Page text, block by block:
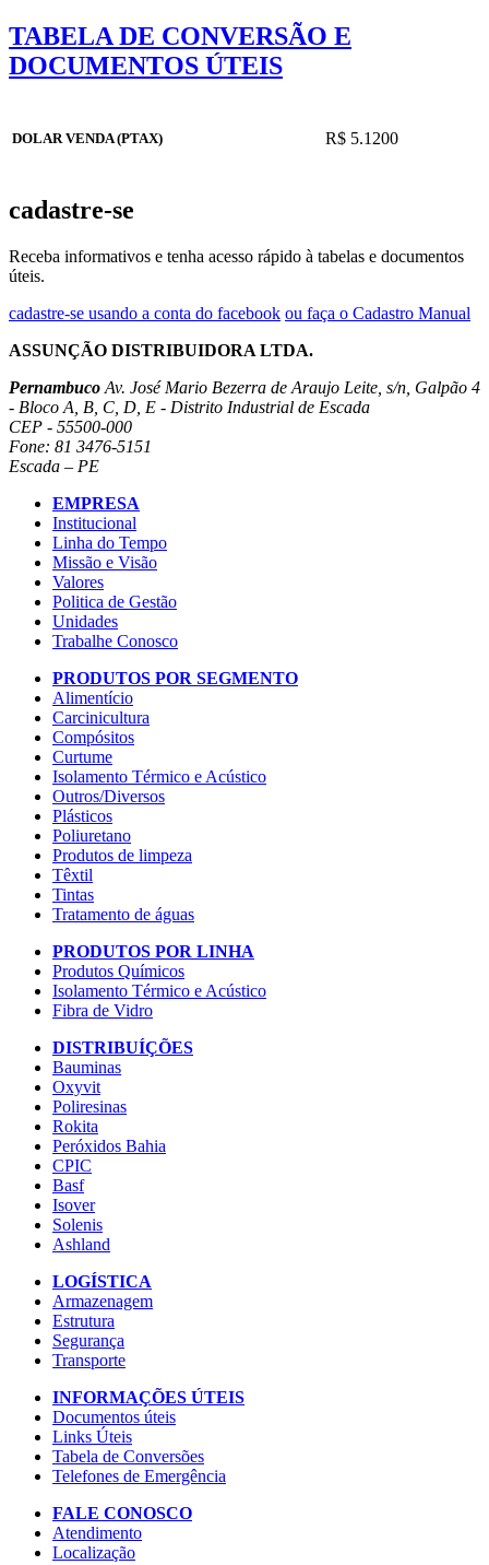
TABELA DE CONVERSÃO E
DOCUMENTOS ÚTEIS
DOLAR VENDA (PTAX) R$ 5.1200
cadastre-se
Receba informativos e tenha acesso rápido à tabelas e documentos
úteis.
cadastre-se usando a conta do facebook ou faça o Cadastro Manual
ASSUNÇÃO DISTRIBUIDORA LTDA.
Pernambuco Av. José Mario Bezerra de Araujo Leite, s/n, Galpão 4
- Bloco A, B, C, D, E - Distrito Industrial de Escada
CEP - 55500-000
Fone: 81 3476-5151
Escada – PE
EMPRESA
Institucional
Linha do Tempo
Missão e Visão
Valores
Politica de Gestão
Unidades
Trabalhe Conosco
PRODUTOS POR SEGMENTO
Alimentício
Carcinicultura
Compósitos
Curtume
Isolamento Térmico e Acústico
Outros/Diversos
Plásticos
Poliuretano
Produtos de limpeza
Têxtil
Tintas
Tratamento de águas
PRODUTOS POR LINHA
Produtos Químicos
Isolamento Térmico e Acústico
Fibra de Vidro
DISTRIBUÍÇÕES
Bauminas
Oxyvit
Poliresinas
Rokita
Peróxidos Bahia
CPIC
Basf
Isover
Solenis
Ashland
LOGÍSTICA
Armazenagem
Estrutura
Segurança
Transporte
INFORMAÇÕES ÚTEIS
Documentos úteis
Links Úteis
Tabela de Conversões
Telefones de Emergência
FALE CONOSCO
Atendimento
Localização